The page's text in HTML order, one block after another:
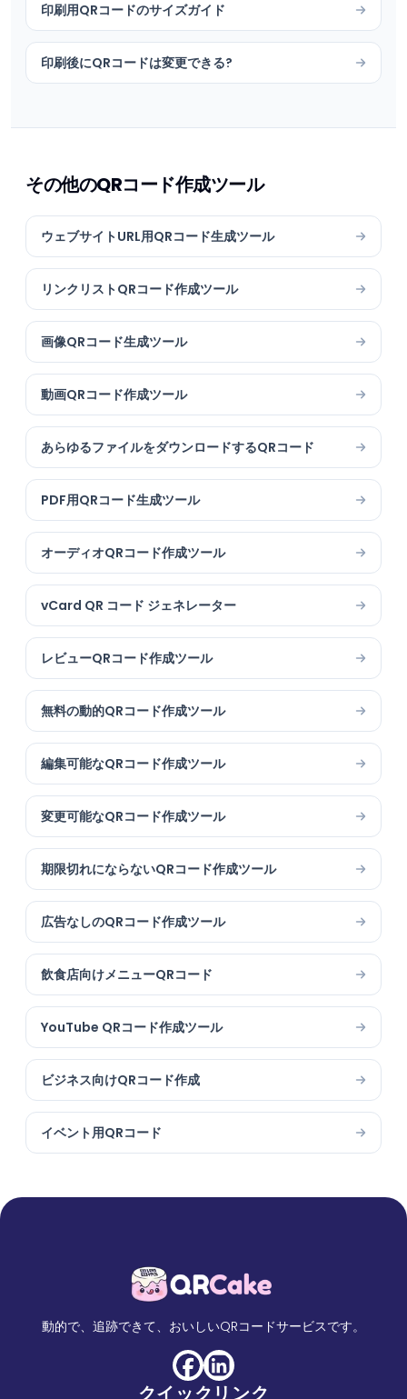
印刷用QRコードのサイズガイド
印刷後にQRコードは変更できる?
その他のQRコード作成ツール
ウェブサイトURL用QRコード生成ツール
リンクリストQRコード作成ツール
画像QRコード生成ツール
動画QRコード作成ツール
あらゆるファイルをダウンロードするQRコード
PDF用QRコード生成ツール
オーディオQRコード作成ツール
vCard QR コード ジェネレーター
レビューQRコード作成ツール
無料の動的QRコード作成ツール
編集可能なQRコード作成ツール
変更可能なQRコード作成ツール
期限切れにならないQRコード作成ツール
広告なしのQRコード作成ツール
飲食店向けメニューQRコード
YouTube QRコード作成ツール
ビジネス向けQRコード作成
イベント用QRコード
動的で、追跡できて、おいしいQRコードサービスです。
クイックリンク